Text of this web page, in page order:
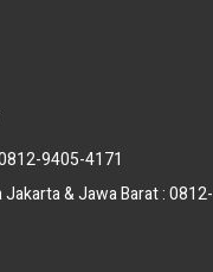
9405-4171
& Jawa Barat : 0812-